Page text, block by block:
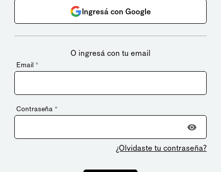
Ingresá con Google
O ingresá con tu email
Email *
Contraseña *
¿Olvidaste tu contraseña?